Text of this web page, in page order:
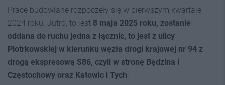
Prace budowlane rozpoczęły się w pierwszym kwartale
2024 roku. Jutro, to jest 8 maja 2025 roku, zostanie
oddana do ruchu jedna z łącznic, to jest z ulicy
Piotrkowskiej w kierunku węzła drogi krajowej nr 94 z
drogą ekspresową S86, czyli w stronę Będzina i
Częstochowy oraz Katowic i Tych